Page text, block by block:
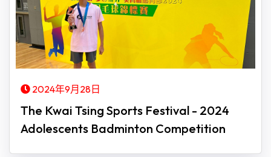
2024年9月28日
The Kwai Tsing Sports Festival - 2024
Adolescents Badminton Competition